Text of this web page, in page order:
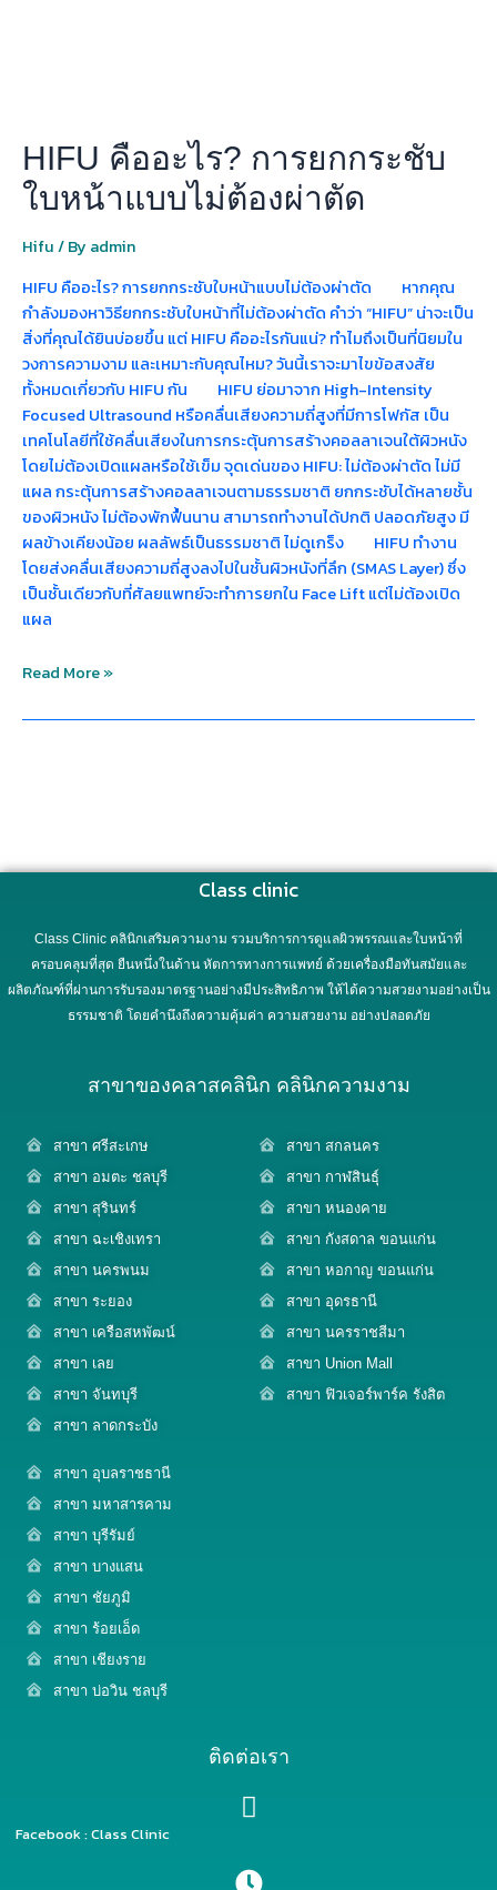
HIFU คืออะไร? การยกกระชับ
ใบหน้าแบบไม่ต้องผ่าตัด
Hifu/ By admin
HIFU คืออะไร? การยกกระชับใบหน้าแบบไม่ต้องผ่าตัด หากคุณ
กำลังมองหาวิธียกกระชับใบหน้าที่ไม่ต้องผ่าตัด คำว่า “HIFU” น่าจะเป็น
สิ่งที่คุณได้ยินบ่อยขึ้น แต่ HIFU คืออะไรกันแน่? ทำไมถึงเป็นที่นิยมใน
วงการความงาม และเหมาะกับคุณไหม? วันนี้เราจะมาไขข้อสงสัย
ทั้งหมดเกี่ยวกับ HIFU กัน HIFU ย่อมาจาก High-Intensity
Focused Ultrasound หรือคลื่นเสียงความถี่สูงที่มีการโฟกัส เป็น
เทคโนโลยีที่ใช้คลื่นเสียงในการกระตุ้นการสร้างคอลลาเจนใต้ผิวหนัง
โดยไม่ต้องเปิดแผลหรือใช้เข็ม จุดเด่นของ HIFU: ไม่ต้องผ่าตัด ไม่มี
แผล กระตุ้นการสร้างคอลลาเจนตามธรรมชาติ ยกกระชับได้หลายชั้น
ของผิวหนัง ไม่ต้องพักฟื้นนาน สามารถทำงานได้ปกติ ปลอดภัยสูง มี
ผลข้างเคียงน้อย ผลลัพธ์เป็นธรรมชาติ ไม่ดูเกร็ง HIFU ทำงาน
โดยส่งคลื่นเสียงความถี่สูงลงไปในชั้นผิวหนังที่ลึก (SMAS Layer) ซึ่ง
เป็นชั้นเดียวกับที่ศัลยแพทย์จะทำการยกใน Face Lift แต่ไม่ต้องเปิด
แผล
Read More »
Class clinic
Class Clinic คลินิกเสริมความงาม รวมบริการการดูแลผิวพรรณและใบหน้าที่
ครอบคลุมที่สุด ยืนหนึ่งในด้าน หัตการทางการแพทย์ ด้วยเครื่องมือทันสมัยและ
ผลิตภัณฑ์ที่ผ่านการรับรองมาตรฐานอย่างมีประสิทธิภาพ ให้ได้ความสวยงามอย่างเป็น
ธรรมชาติ โดยคำนึงถึงความคุ้มค่า ความสวยงาม อย่างปลอดภัย
สาขาของคลาสคลินิก คลินิกความงาม
สาขา ศรีสะเกษ
สาขา อมตะ ชลบุรี
สาขา สุรินทร์
สาขา ฉะเชิงเทรา
สาขา นครพนม
สาขา ระยอง
สาขา เครือสหพัฒน์
สาขา เลย
สาขา จันทบุรี
สาขา ลาดกระบัง
สาขา สกลนคร
สาขา กาฬสินธุ์
สาขา หนองคาย
สาขา กังสดาล ขอนแก่น
สาขา หอกาญ ขอนแก่น
สาขา อุดรธานี
สาขา นครราชสีมา
สาขา Union Mall
สาขา ฟิวเจอร์พาร์ค รังสิต
สาขา อุบลราชธานี
สาขา มหาสารคาม
สาขา บุรีรัมย์
สาขา บางแสน
สาขา ชัยภูมิ
สาขา ร้อยเอ็ด
สาขา เชียงราย
สาขา บ่อวิน ชลบุรี
ติดต่อเรา
Facebook : Class Clinic